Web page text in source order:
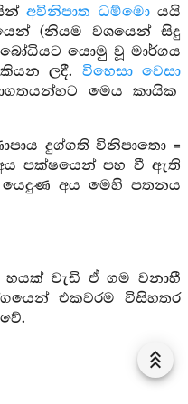
අවිනිපාත ධම්මොයයි
(නියම වශයෙන් සිදු
යොමු වූ මාර්ගය
ලදී. විහෙසා වෙසා
මෙය කායික
දුග්ගති විනිපාතො =
පක්ෂයෙන් පහ වී ඇති
යෙදුණ අය මෙහි පතනය
හයක් වැඩි ඒ ගම වනාහී
එකවරම විසිහතර